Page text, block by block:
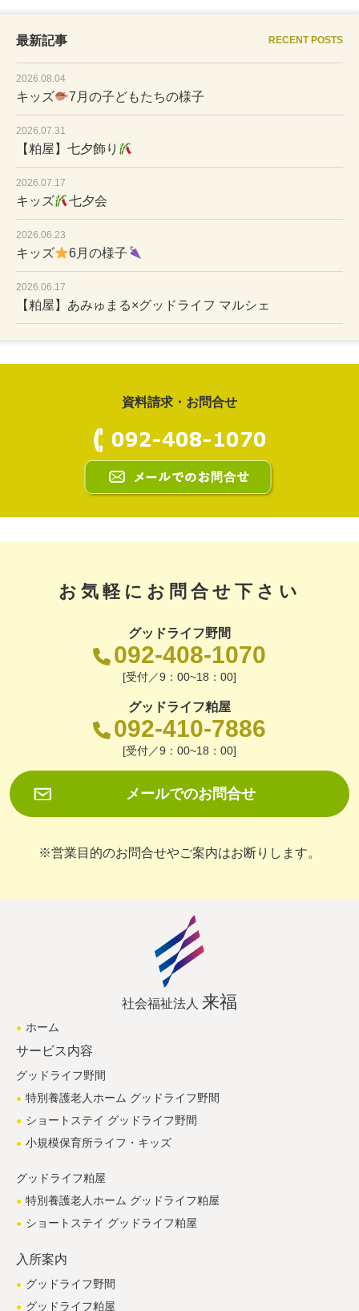
最新記事 RECENT POSTS
2026.08.04
キッズ 7月の子どもたちの様子
2026.07.31
【粕屋】七夕飾り
2026.07.17
キッズ 七夕会
2026.06.23
キッズ 6月の様子
2026.06.17
【粕屋】あみゅまる×グッドライフ マルシェ
資料請求・お問合せ
お気軽にお問合せ下さい
グッドライフ野間
092-408-1070
[受付／9：00~18：00]
グッドライフ粕屋
092-410-7886
[受付／9：00~18：00]
メールでのお問合せ
※営業目的のお問合せやご案内はお断りします。
社会福祉法人 来福
ホーム
サービス内容
グッドライフ野間
特別養護老人ホーム グッドライフ野間
ショートステイ グッドライフ野間
小規模保育所ライフ・キッズ
グッドライフ粕屋
特別養護老人ホーム グッドライフ粕屋
ショートステイ グッドライフ粕屋
入所案内
グッドライフ野間
グッドライフ粕屋